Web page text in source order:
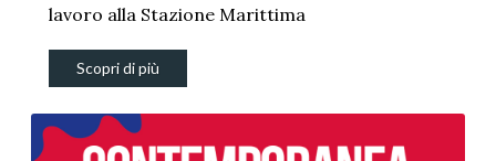
lavoro alla Stazione Marittima
Scopri di più